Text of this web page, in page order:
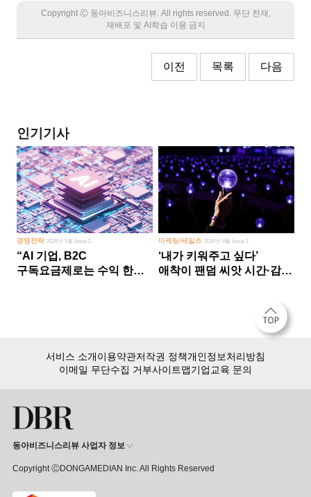
Copyright Ⓒ 동아비즈니스리뷰. All rights reserved. 무단 전재,
재배포 및 AI학습 이용 금지
이전 목록 다음
인기기사
경영전략2026년 5월 Issue 2
“AI 기업, B2C
구독요금제로는 수익 한계
마케팅/세일즈 2026년 8월 Issue 1
‘내가 키워주고 싶다’
애착이 팬덤 씨앗 시간·감정
서비스 소개이용약관저작권 정책개인정보처리방침
이메일 무단수집 거부사이트맵기업교육 문의
동아비즈니스리뷰 사업자 정보
Copyright ⒸDONGAMEDIAN Inc. All Rights Reserved